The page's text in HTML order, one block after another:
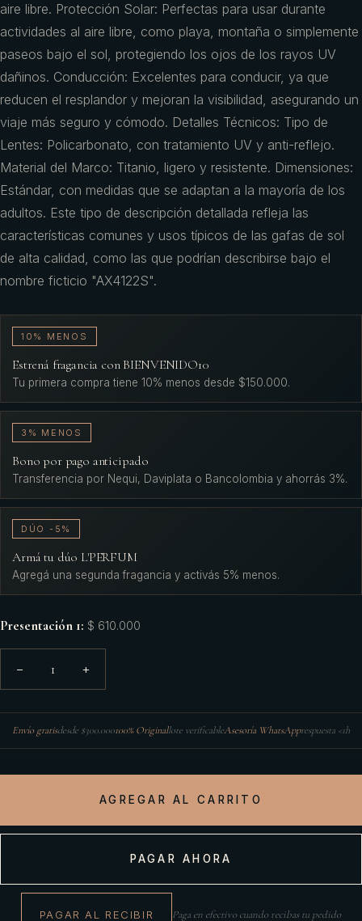
aire libre. Protección Solar: Perfectas para usar durante
actividades al aire libre, como playa, montaña o simplemente
paseos bajo el sol, protegiendo los ojos de los rayos UV
dañinos. Conducción: Excelentes para conducir, ya que
reducen el resplandor y mejoran la visibilidad, asegurando un
viaje más seguro y cómodo. Detalles Técnicos: Tipo de
Lentes: Policarbonato, con tratamiento UV y anti-reflejo.
Material del Marco: Titanio, ligero y resistente. Dimensiones:
Estándar, con medidas que se adaptan a la mayoría de los
adultos. Este tipo de descripción detallada refleja las
características comunes y usos típicos de las gafas de sol
de alta calidad, como las que podrían describirse bajo el
nombre ficticio "AX4122S".
10% MENOS
Estrená fragancia con BIENVENIDO10
Tu primera compra tiene 10% menos desde $150.000.
3% MENOS
Bono por pago anticipado
Transferencia por Nequi, Daviplata o Bancolombia y ahorrás 3%.
DÚO -5%
Armá tu dúo L'PERFUM
Agregá una segunda fragancia y activás 5% menos.
Presentación 1: $ 610.000
− 1 +
Envío gratisdesde $300.000100% Originallote verificableAsesoría WhatsApprespuesta <1h
AGREGAR AL CARRITO
PAGAR AHORA
PAGAR AL RECIBIR Paga en efectivo cuando recibas tu pedido